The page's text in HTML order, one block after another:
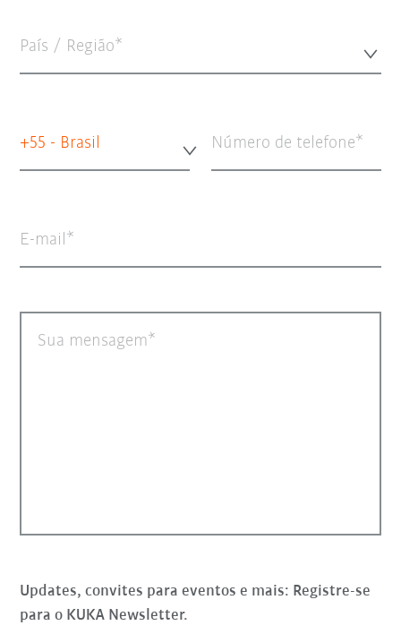
País / Região*
+55 - Brasil Número de telefone
E-mail
Sua mensagem
Updates, convites para eventos e mais: Registre-se
para o KUKA Newsletter.